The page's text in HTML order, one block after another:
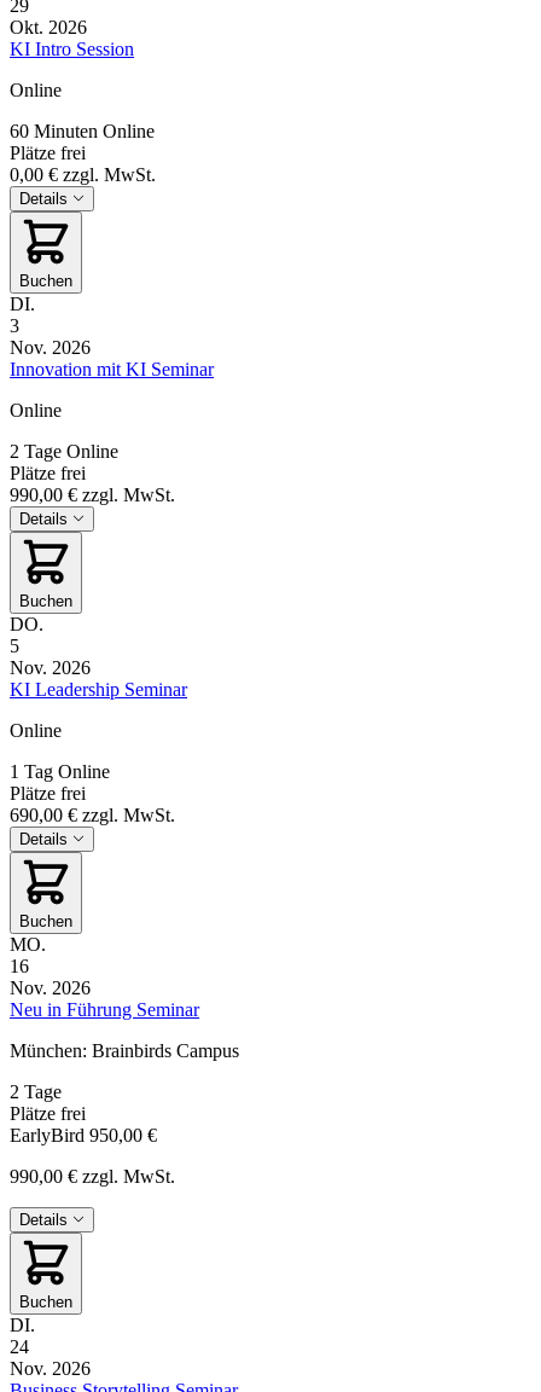
29
Okt. 2026
KI Intro Session
Online
60 Minuten Online
Plätze frei
0,00 € zzgl. MwSt.
Details
Buchen
DI.
3
Nov. 2026
Innovation mit KI Seminar
Online
2 Tage Online
Plätze frei
990,00 € zzgl. MwSt.
Details
Buchen
DO.
5
Nov. 2026
KI Leadership Seminar
Online
1 Tag Online
Plätze frei
690,00 € zzgl. MwSt.
Details
Buchen
MO.
16
Nov. 2026
Neu in Führung Seminar
München: Brainbirds Campus
2 Tage
Plätze frei
EarlyBird 950,00 €
990,00 € zzgl. MwSt.
Details
Buchen
DI.
24
Nov. 2026